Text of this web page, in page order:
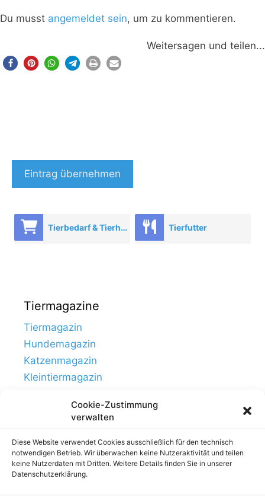
Cookie-Zustimmung
verwalten
Diese Website verwendet Cookies ausschließlich für den technisch
notwendigen Betrieb. Wir überwachen keine Nutzeraktivität und teilen
keine Nutzerdaten mit Dritten. Weitere Details finden Sie in unserer
Datenschutzerklärung.
Du musst angemeldet sein, um zu kommentieren.
Weitersagen und teilen...
Eintrag übernehmen
Tierbedarf & Tierhandel Tierfutter
Tiermagazine
Tiermagazin
Hundemagazin
Katzenmagazin
Kleintiermagazin